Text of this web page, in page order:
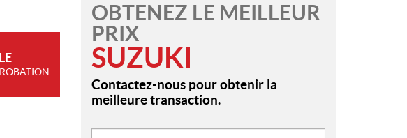
OBTENEZ LE MEILLEUR
PRIX
SUZUKI
Contactez-nous pour obtenir la
meilleure transaction.